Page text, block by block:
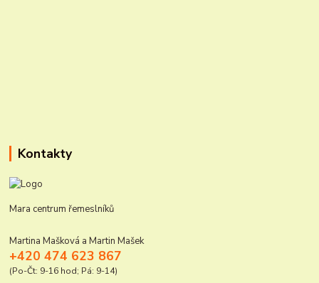
Kontakty
Mara centrum řemeslníků
Martina Mašková a Martin Mašek
+420 474 623 867
(Po-Čt: 9-16 hod; Pá: 9-14)